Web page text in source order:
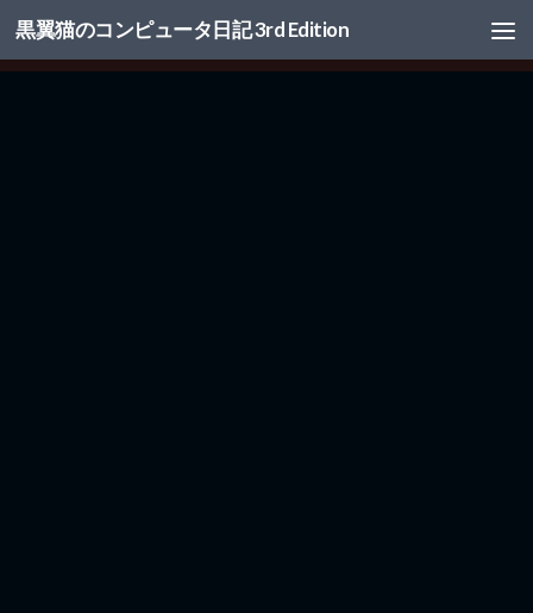
コンテンツへスキップ
黒翼猫のコンピュータ日記 3rd Edition